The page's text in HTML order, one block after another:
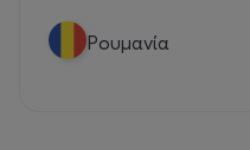
Ρουμανία